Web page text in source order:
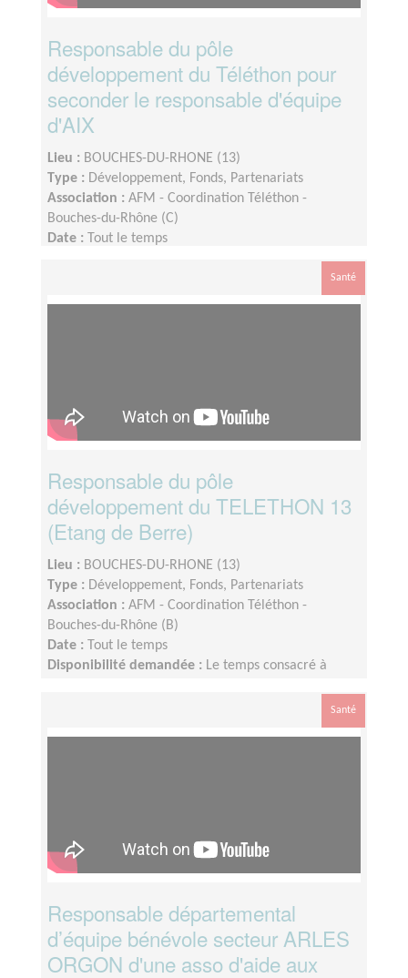
Responsable du pôle
développement du Téléthon pour
seconder le responsable d'équipe
d'AIX
Lieu : BOUCHES-DU-RHONE (13)
Type : Développement, Fonds, Partenariats
Association : AFM - Coordination Téléthon -
Bouches-du-Rhône (C)
Date :
Tout le temps
Le temps consacré à
votre mission s’adapte à votre disponibilité, mais la
sollicitation est plus importante de Septembre à
Santé
Responsable du pôle
développement du TELETHON 13
(Etang de Berre)
Lieu : BOUCHES-DU-RHONE (13)
Type : Développement, Fonds, Partenariats
Association : AFM - Coordination Téléthon -
Bouches-du-Rhône (B)
Date :
Tout le temps
Disponibilité demandée : Le temps consacré à
sollicitation est plus importante de Septembre àSanté
Responsable départemental
d’équipe bénévole secteur ARLES
ORGON d'une asso d'aide aux